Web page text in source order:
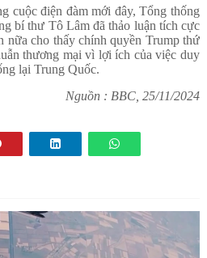
cuộc điện đàm mới đây, Tổng thống
bí thư Tô Lâm đã thảo luận tích cực
nữa cho thấy chính quyền Trump thứ
thương mại vì lợi ích của việc duy
lại Trung Quốc.
Nguồn : BBC, 25/11/2024